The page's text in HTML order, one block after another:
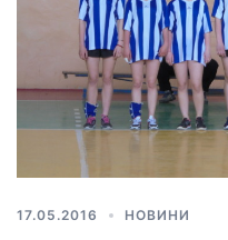
17.05.2016 НОВИНИ